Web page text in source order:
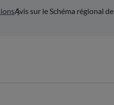
Avis sur le Schéma régional